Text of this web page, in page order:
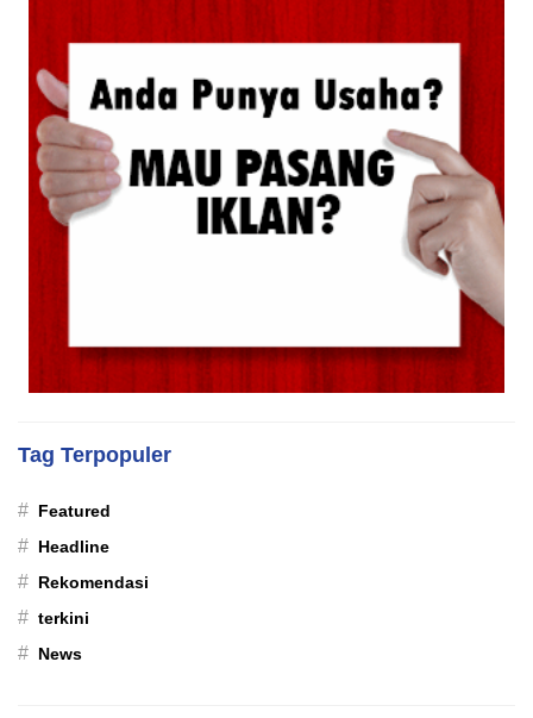
Tag Terpopuler
# Featured
# Headline
# Rekomendasi
# terkini
# News